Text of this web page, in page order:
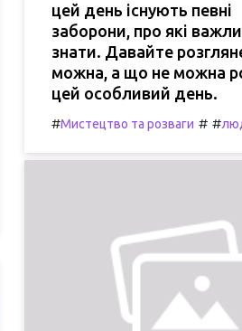
цей день існують певні
заборони, про які
знати. Давайте
можна, а що не можна
цей особливий день.
#Мистецтво та розваги # #